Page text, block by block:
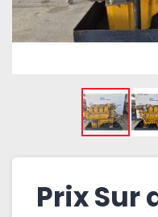
Prix Sur